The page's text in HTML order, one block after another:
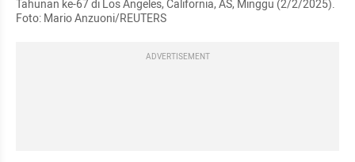
Tahunan ke-67 di Los Angeles, California, AS, Minggu (2/2/2025).
Foto: Mario Anzuoni/REUTERS
ADVERTISEMENT